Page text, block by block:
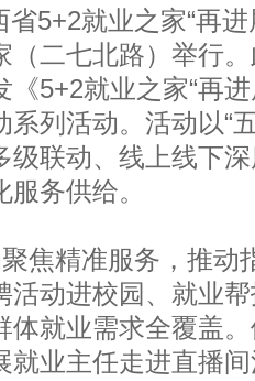
就业之家“再进
（二七北路）举行
5+2就业之家“再
列活动。活动以“
级联动、线上线下
务供给。
精准服务，推动
活动进校园、就业
体就业需求全覆盖
就业主任走进直播